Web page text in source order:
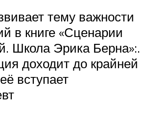
тему важности
в книге «Сценарии
Школа Эрика Берна»:.
доходит до крайней
вступает